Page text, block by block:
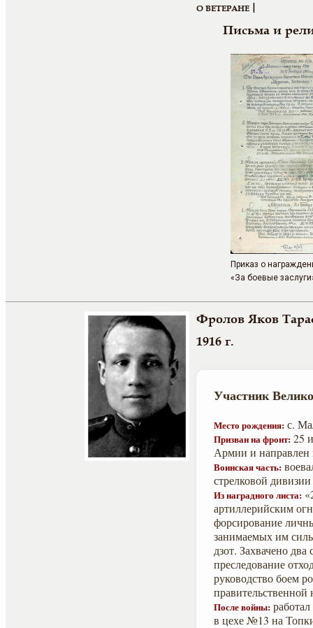
О ВЕТЕРАНЕ |
Письма и
Приказ о
«За боевые
Фролов Яков
1916 г.
Участник
Место рождения: с.
Призван на фронт: 25
Армии и
Воинская часть:
стрелковой
Из наградного листа:
артиллерийским
форсирование
занимаемых им
дзот. Захвачено
преследование
руководство боем
После войны:
в цехе №13 на